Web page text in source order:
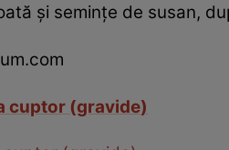
şi seminţe de susan,
cuptor (gravide)